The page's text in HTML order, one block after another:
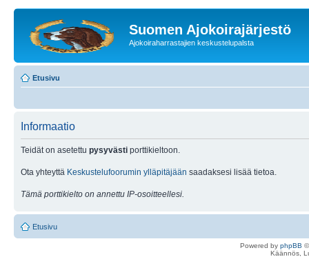
Suomen Ajokoirajärjestö
Ajokoiraharrastajien keskustelupalsta
Etusivu
Informaatio
Teidät on asetettu pysyvästi porttikieltoon.
Ota yhteyttä Keskustelufoorumin ylläpitäjään saadaksesi lisää tietoa.
Tämä porttikielto on annettu IP-osoitteellesi.
Etusivu
Powered by phpBB
Käännös,